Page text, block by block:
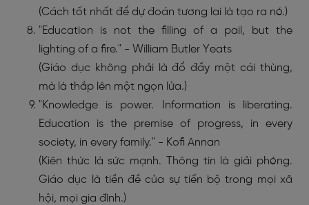
(Cách tốt nhất để dự đoán tương lai là tạo ra nó.)
"Education is not the filling of a pail, but the
lighting of a fire." - William Butler Yeats
(Giáo dục không phải là đổ đầy một cái thùng,
mà là thắp lên một ngọn lửa.)
"Knowledge is power. Information is liberating.
Education is the premise of progress, in every
society, in every family." - Kofi Annan
(Kiên thức là sức mạnh. Thông tin là giải phóng.
Giáo dục là tiền đề của sự tiến bộ trong mọi xã
hội, mọi gia đình.)